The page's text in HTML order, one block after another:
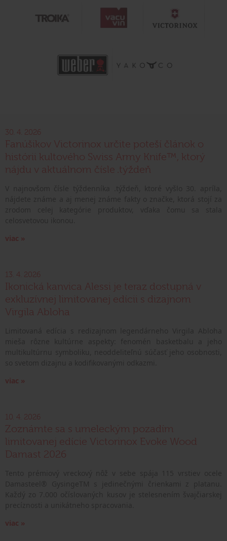
30. 4. 2026
Fanúšikov Victorinox určite poteší článok o
histórii kultového Swiss Army Knife™, ktorý
nájdu v aktuálnom čísle .týždeň
viac »
13. 4. 2026
Ikonická kanvica Alessi je teraz dostupná v
exkluzívnej limitovanej edícii s dizajnom
Virgila Abloha
viac »
10. 4. 2026
Zoznámte sa s umeleckým pozadím
limitovanej edície Victorinox Evoke Wood
Damast 2026
viac »